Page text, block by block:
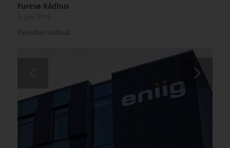
Furesø Rådhus
Fleksibel multisal